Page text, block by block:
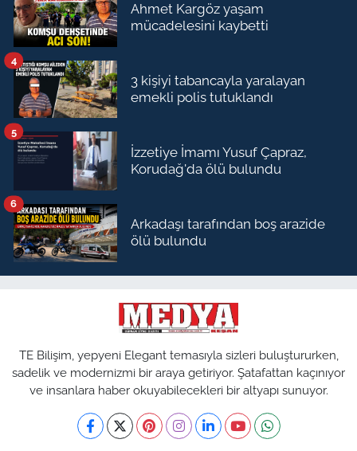
Ahmet Kargöz yaşam
mücadelesini kaybetti
3 kişiyi tabancayla yaralayan
emekli polis tutuklandı
4
İzzetiye İmamı Yusuf Çapraz,
Korudağ'da ölü bulundu
5
Arkadaşı tarafından boş arazide
ölü bulundu
6
TE Bilişim, yepyeni Elegant temasıyla sizleri buluştururken,
sadelik ve modernizmi bir araya getiriyor. Şatafattan kaçınıyor
ve insanlara haber okuyabilecekleri bir altyapı sunuyor.